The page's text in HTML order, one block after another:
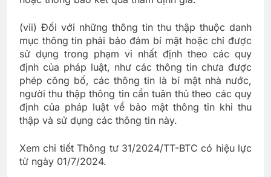
(vii) Đối với những thông tin thu thập thuộc danh
mục thông tin phải bảo đảm bí mật hoặc chỉ được
sử dụng trong phạm vi nhất định theo các quy
định của pháp luật, như các thông tin chưa được
phép công bố, các thông tin là bí mật nhà nước,
người thu thập thông tin cần tuân thủ theo các quy
định của pháp luật về bảo mật thông tin khi thu
thập và sử dụng các thông tin này.
Xem chi tiết Thông tư 31/2024/TT-BTC có hiệu lực
từ ngày 01/7/2024.